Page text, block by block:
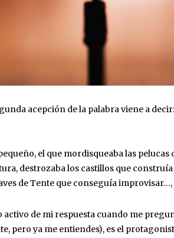
acepción de la palabra viene a
el que mordisqueaba las
destrozaba los castillos que
de Tente que conseguía improvisar…,
de mi respuesta cuando me
pero ya me entiendes), es el